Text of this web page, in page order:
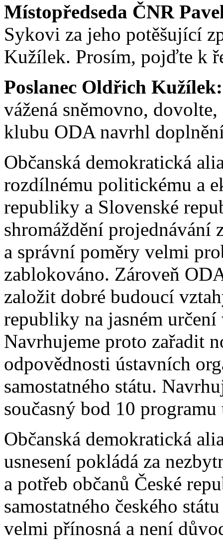
Místopředseda ČNR
Sykovi za jeho potěšující
Kužílek. Prosím, pojďte k
Poslanec Oldřich Kužílek:
vážená sněmovno,
klubu ODA navrhl
Občanská demokratická
rozdílnému politickému a
republiky a Slovenské
shromáždění
a správní poměry velmi
zablokováno. Zároveň
založit dobré budoucí
republiky na jasném
Navrhujeme proto zařadit
odpovědnosti ústavních
samostatného státu.
současný bod 10 programu
Občanská demokratická
usnesení pokládá za
a potřeb občanů České
samostatného českého
velmi přínosná a není